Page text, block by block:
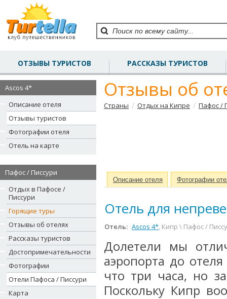
ОТЗЫВЫ ТУРИСТОВ РАССКАЗЫ ТУРИСТОВ
Ascos 4*
Описание отеля
Отзывы туристов
Фотографии отеля
Отель на карте
Пафос / Писсури
Отдых в Пафосе /
Писсури
Горящие туры
Отзывы об отелях
Рассказы туристов
Достопримечательности
Фотографии
Отели Пафоса / Писсури
Карта
Отзывы об
Страны / Отдых на Кипре / Пафос /
Описание отеля Фотографии
Отель для
Отель: Ascos 4*, Кипр \ Пафос /
Долетели мы
аэропорта до
что три часа, но
Поскольку Кипр